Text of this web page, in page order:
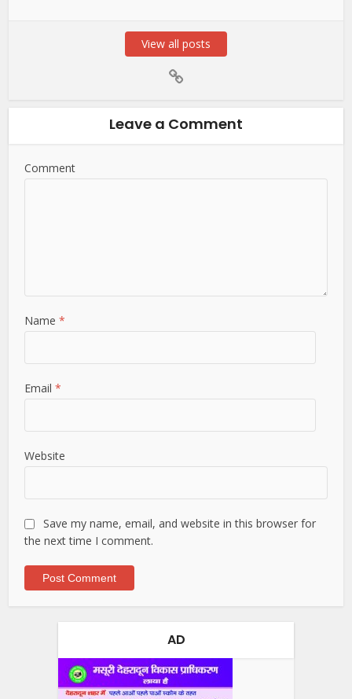
View all posts
Leave a Comment
Comment
Name*
Email*
Website
Save my name, email, and website in this browser for
the next time I comment.
AD